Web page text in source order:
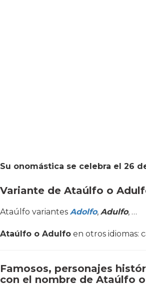
Su onomástica se celebra el 26
Variante de Ataúlfo o
Ataúlfo variantes Adolfo, Adulfo, …
Ataúlfo o Adulfo en otros idiomas:
Famosos, personajes
con el nombre de Ataúlfo